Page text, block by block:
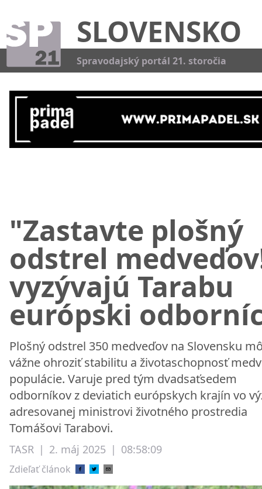
SLOVENSKO
Spravodajský portál 21. storočia
"Zastavte plošný
odstrel
vyzývajú Tarabu
európski
Plošný odstrel 350 medveďov na Slovensku
vážne ohroziť stabilitu a životaschopnosť
populácie. Varuje pred tým dvadsaťsedem
odborníkov z deviatich európskych krajín vo
adresovanej ministrovi životného prostredia
Tomášovi Tarabovi.
TASR | 2. máj 2025 | 08:58:09
Zdieľať článok